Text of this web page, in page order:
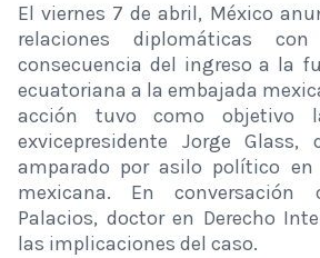
El viernes 7 de abril, México
relaciones diplomáticas
consecuencia del ingreso a la
ecuatoriana a la embajada
acción tuvo como objetivo
exvicepresidente Jorge Glass,
amparado por asilo político
mexicana. En conversación
Palacios, doctor en Derecho
las implicaciones del caso.